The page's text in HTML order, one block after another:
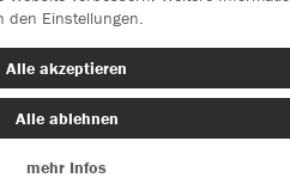
den Einstellungen.
Alle akzeptieren
Alle ablehnen
mehr Infos